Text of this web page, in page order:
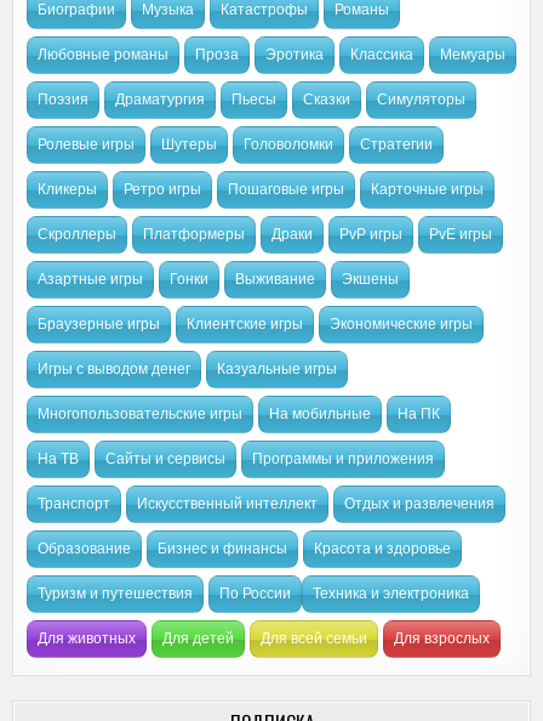
Биографии Музыка Катастрофы Романы
Любовные романы Проза Эротика Классика Мемуары
Поэзия Драматургия Пьесы Сказки Симуляторы
Ролевые игры Шутеры Головоломки Стратегии
Кликеры Ретро игры Пошаговые игры Карточные игры
Скроллеры Платформеры Драки PvP игры PvE игры
Азартные игры Гонки Выживание Экшены
Браузерные игры Клиентские игры Экономические игры
Игры с выводом денег Казуальные игры
Многопользовательские игры На мобильные На ПК
На ТВ Сайты и сервисы Программы и приложения
Транспорт Искусственный интеллект Отдых и развлечения
Образование Бизнес и финансы Красота и здоровье
Туризм и путешествия По России Техника и электроника
Для животных Для детей Для всей семьи Для взрослых